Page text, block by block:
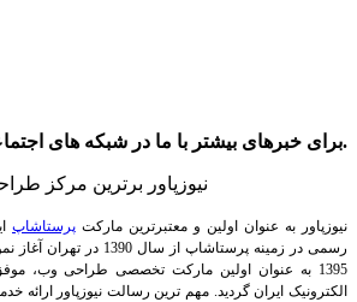
برای خبرهای بیشتر با ما در شبکه های اجتماعی همراه باشید.
نیوزپاور برترین مرکز
نیوزپاور به عنوان اولین و معتبرترین مارکت پرستاشاپ
رسمی در زمینه پرستاشاپ از
1395 به عنوان اولین مارکت تخصصی طراحی وب،
الکترونیک ایران گردید. مهم ترین رسالت نیوزپاور